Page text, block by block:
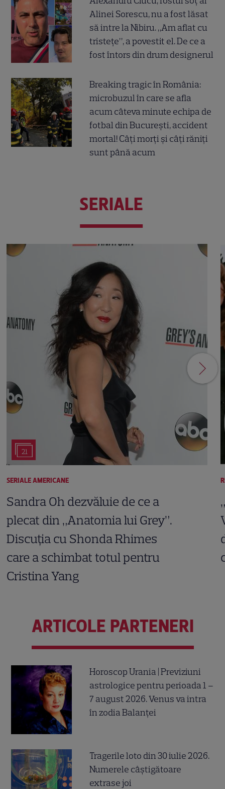
Alinei Sorescu, nu a fost lăsat
să intre la Nibiru. „Am aflat cu
tristețe”, a povestit el. De ce a
fost întors din drum designerul
Breaking tragic în România:
microbuzul în care se afla
acum câteva minute echipa de
fotbal din București, accident
mortal! Câți morți și câți răniți
sunt până acum
SERIALE
21
SERIALE AMERICANE
Sandra Oh dezvăluie de ce a
plecat din „Anatomia lui Grey”.
Discuția cu Shonda Rhimes
care a schimbat totul pentru
Cristina Yang
ARTICOLE PARTENERI
Horoscop Urania | Previziuni
astrologice pentru perioada 1 –
7 august 2026. Venus va intra
în zodia Balanței
Tragerile loto din 30 iulie 2026.
Numerele câştigătoare
extrase joi